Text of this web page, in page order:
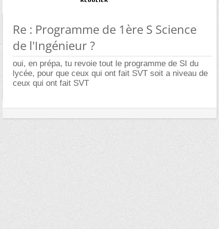
Re : Programme de 1ère S Science
de l'Ingénieur ?
oui, en prépa, tu revoie tout le programme de SI du
lycée, pour que ceux qui ont fait SVT soit a niveau de
ceux qui ont fait SVT